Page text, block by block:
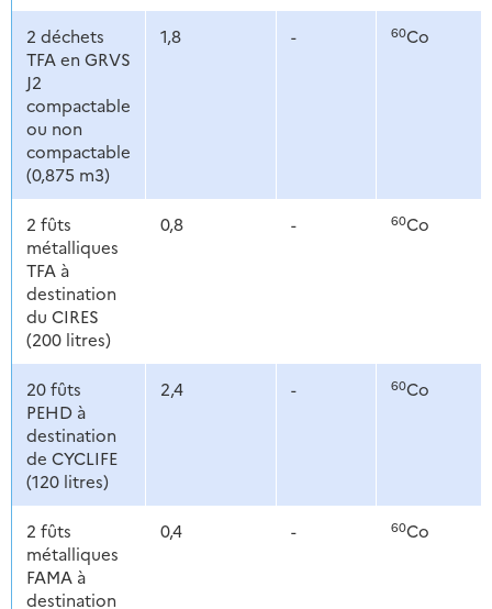
2 déchets
TFA en GRVS
J2
compactable
ou non
compactable
(0,875 m3)
1,8 - 60Co
2 fûts
métalliques
TFA à
destination
du CIRES
(200 litres)
0,8 - 60Co
20 fûts
PEHD à
destination
de CYCLIFE
(120 litres)
2,4 - 60Co
2 fûts
métalliques
FAMA à
destination
0,4 - 60Co